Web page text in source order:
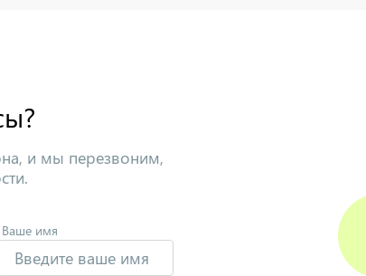
и мы перезвоним,
Ваше имя